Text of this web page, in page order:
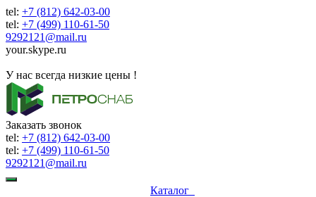
tel: +7 (812) 642-03-00
tel: +7 (499) 110-61-50
9292121@mail.ru
your.skype.ru
У нас всегда низкие цены !
Заказать звонок
tel: +7 (812) 642-03-00
tel: +7 (499) 110-61-50
9292121@mail.ru
Каталог